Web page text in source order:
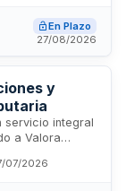
abierto,
de
En Plazo
27/08/2026
y
servicio integral
a Valora
Palmas de
07/2026